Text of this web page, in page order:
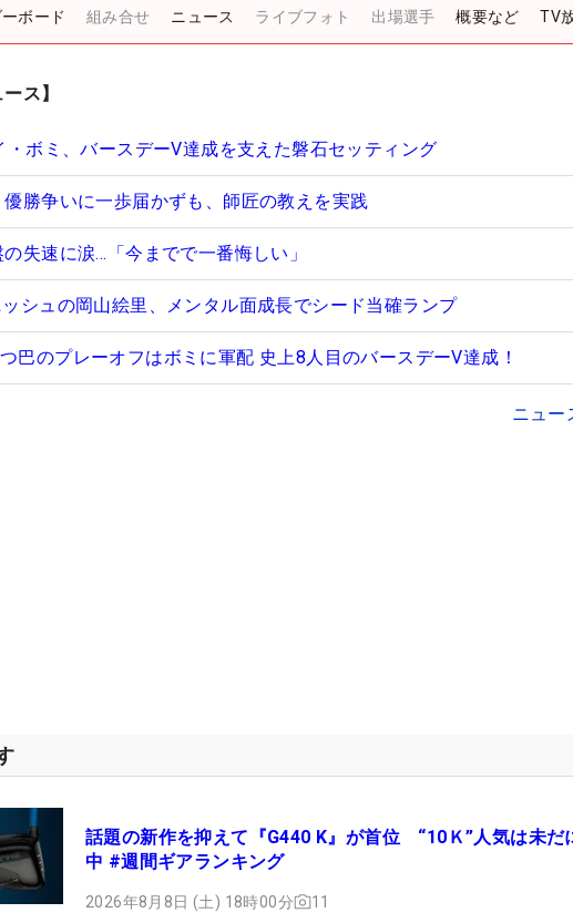
ボード 組み合せ ニュース ライブフォト 出場選手 概要など TV
ス】
・ボミ、バースデーV達成を支えた磐石セッティング
勝争いに一歩届かずも、師匠の教えを実践
失速に涙…「今までで一番悔しい」
シュの岡山絵里、メンタル面成長でシード当確ランプ
巴のプレーオフはボミに軍配 史上8人目のバースデーV達成！
ニュー
話題の新作を抑えて『G440 K』が首位 “10Ｋ”人気は未だ
中 #週間ギアランキング
2026年8月8日 (土) 18時00分 11